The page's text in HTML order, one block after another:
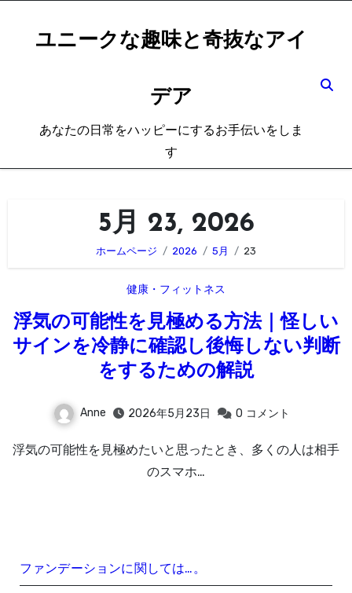
ユニークな趣味と奇抜なアイ
デア
あなたの日常をハッピーにするお手伝いをしま
す
5月 23, 2026
ホームページ 2026 5月 23
健康・フィットネス
浮気の可能性を見極める方法｜怪しい
サインを冷静に確認し後悔しない判断
をするための解説
Anne 2026年5月23日 0 コメント
浮気の可能性を見極めたいと思ったとき、多くの人は相手
のスマホ…
ファンデーションに関しては…。